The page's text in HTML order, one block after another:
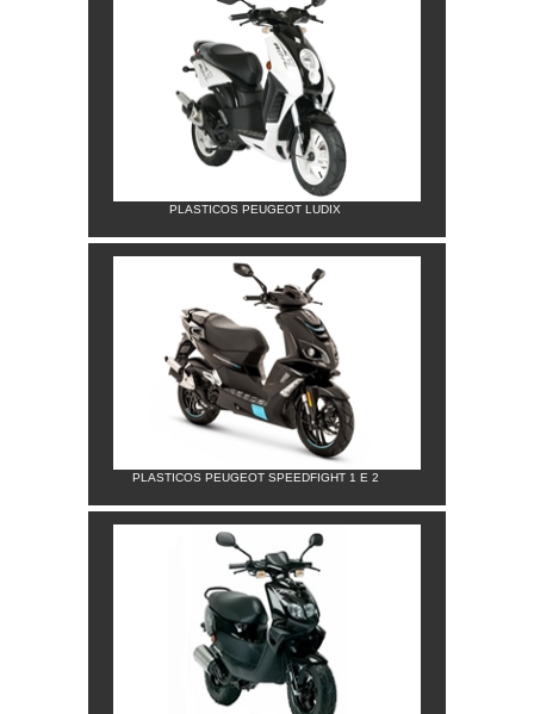
PLASTICOS PEUGEOT LUDIX
PLASTICOS PEUGEOT SPEEDFIGHT 1 E 2